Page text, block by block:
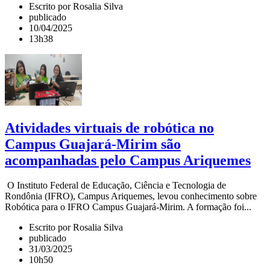
Escrito por Rosalia Silva
publicado
10/04/2025
13h38
Atividades virtuais de robótica no
Campus Guajará-Mirim são
acompanhadas pelo Campus Ariquemes
O Instituto Federal de Educação, Ciência e Tecnologia de
Rondônia (IFRO), Campus Ariquemes, levou conhecimento sobre
Robótica para o IFRO Campus Guajará-Mirim. A formação foi...
Escrito por Rosalia Silva
publicado
31/03/2025
10h50